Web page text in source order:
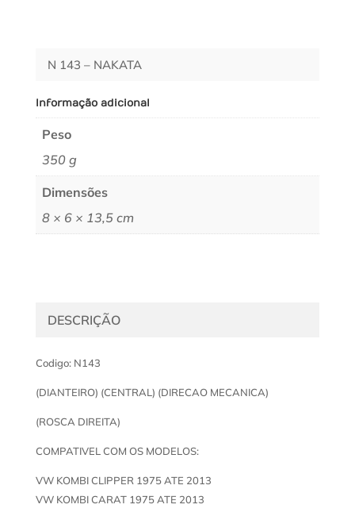
N 143 – NAKATA
Informação adicional
Peso
350 g
Dimensões
8 × 6 × 13,5 cm
DESCRIÇÃO
Codigo: N143
(DIANTEIRO) (CENTRAL) (DIRECAO MECANICA)
(ROSCA DIREITA)
COMPATIVEL COM OS MODELOS:
VW KOMBI CLIPPER 1975 ATE 2013
VW KOMBI CARAT 1975 ATE 2013